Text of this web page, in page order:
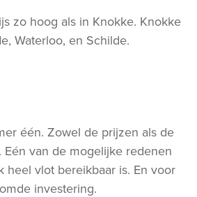
zo hoog als in Knokke. Knokke
Waterloo, en Schilde.
één. Zowel de prijzen als de
van de mogelijke redenen
heel vlot bereikbaar is. En voor
investering.